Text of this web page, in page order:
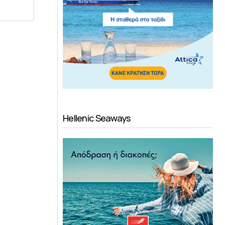
Hellenic Seaways